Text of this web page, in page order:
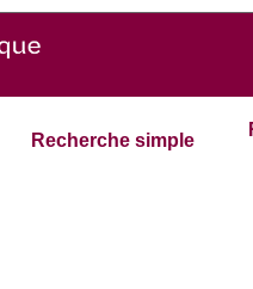
Recherche simple